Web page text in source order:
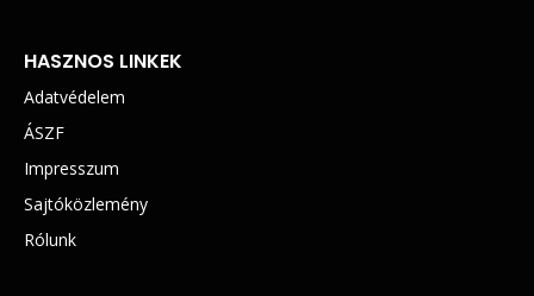
HASZNOS LINKEK
Adatvédelem
ÁSZF
Impresszum
Sajtóközlemény
Rólunk